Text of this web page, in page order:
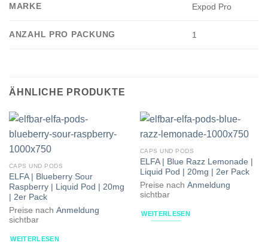
MARKE Expod Pro
ANZAHL PRO PACKUNG 1
ÄHNLICHE PRODUKTE
CAPS UND PODS
ELFA | Blueberry Sour
Raspberry | Liquid Pod | 20mg
| 2er Pack
Preise nach Anmeldung
sichtbar
WEITERLESEN
CAPS UND PODS
ELFA | Blue Razz Lemonade |
Liquid Pod | 20mg | 2er Pack
Preise nach Anmeldung
sichtbar
WEITERLESEN